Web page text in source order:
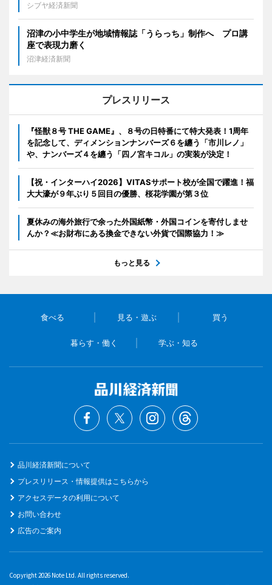
シブヤ経済新聞
沼津の小中学生が地域情報誌「うらっち」制作へ プロ講
座で表現力磨く
沼津経済新聞
プレスリリース
『怪獣８号 THE GAME』、８号の日特番にて特大発表！1周年
を記念して、ディメンションナンバーズ６を纏う「市川レノ」
や、ナンバーズ４を纏う「四ノ宮キコル」の実装が決定！
【祝・インターハイ2026】VITASサポート校が全国で躍進！福
大大濠が９年ぶり５回目の優勝、桜花学園が第３位
夏休みの海外旅行で余った外国紙幣・外国コインを寄付しませ
んか？≪お財布にある換金できない外貨で国際協力！≫
もっと見る
食べる 見る・遊ぶ 買う
暮らす・働く 学ぶ・知る
品川経済新聞について
プレスリリース・情報提供はこちらから
アクセスデータの利用について
お問い合わせ
広告のご案内
Copyright 2026 Note Ltd. All rights reserved.